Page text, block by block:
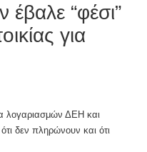
“φέσι”
για
λογαριασμών ΔΕΗ και
δεν πληρώνουν και ότι